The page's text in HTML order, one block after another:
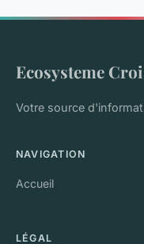
Ecosysteme
Votre source
NAVIGATION
Accueil
LÉGAL